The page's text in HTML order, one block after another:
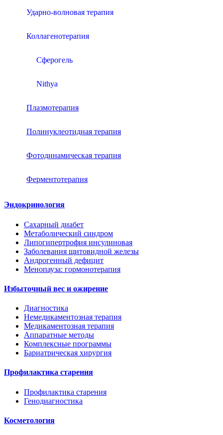
Ударно-волновая терапия
Коллагенотерапия
Сферогель
Nithya
Плазмотерапия
Полинуклеотидная терапия
Фотодинамическая терапия
Ферментотерапия
Эндокринология
Сахарный диабет
Метаболический синдром
Липогипертрофия инсулиновая
Заболевания щитовидной железы
Андрогенный дефицит
Менопауза: гормонотерапия
Избыточный вес и ожирение
Диагностика
Немедикаментозная терапия
Медикаментозная терапия
Аппаратные методы
Комплексные программы
Бариатрическая хирургия
Профилактика старения
Профилактика старения
Генодиагностика
Косметология